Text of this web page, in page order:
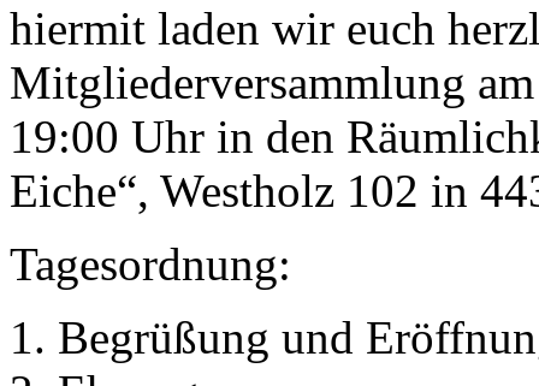
hiermit laden wir euch
Mitgliederversammlung
19:00 Uhr in den
Eiche“, Westholz 102 in
Tagesordnung:
Begrüßung und